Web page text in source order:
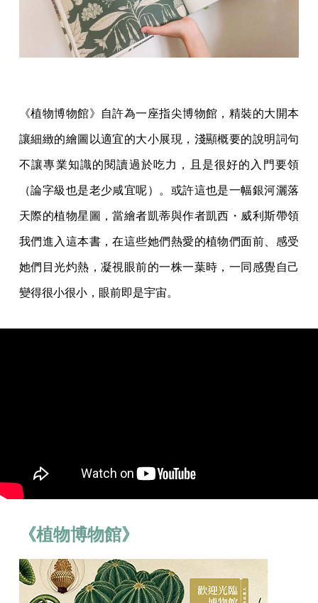
《植物博物館》自許為一座指尖博物館，精裝的大開本
讓細緻的繪圖以適宜的大小展現，淺顯概要的說明詞句
不讓專業知識的閱讀過於吃力，且是很好的入門要領
（論字級也是老少咸宜呢）。或許這也是一幅銀河灑落
天際的植物星圖，當繪者凱蒂與作者凱西・威利斯帶領
我們進入這本書，在這些她們熱愛的植物們面前、感受
她們目光灼熱，凝視眼前的一株一葉時，一同感覺自己
變得很小很小，眼前即是宇宙。
《植物博物館》